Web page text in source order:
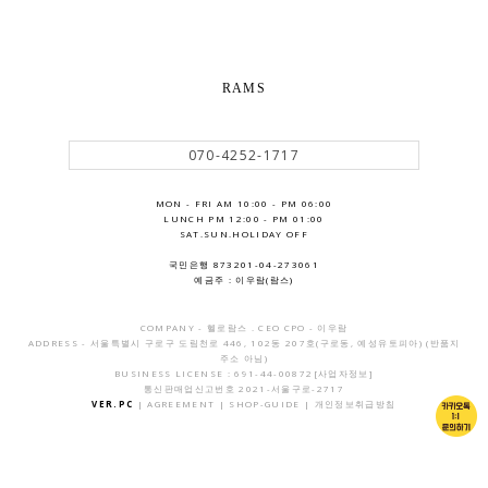
RAMS
070-4252-1717
MON - FRI AM 10:00 - PM 06:00
LUNCH PM 12:00 - PM 01:00
SAT.SUN.HOLIDAY OFF
국민은행 873201-04-273061
예금주 : 이우람(람스)
COMPANY - 헬로람스 . CEO CPO - 이우람
ADDRESS - 서울특별시 구로구 도림천로 446, 102동 207호(구로동, 예성유토피아) (반품지
주소 아님)
BUSINESS LICENSE : 691-44-00872 [사업자정보]
통신판매업신고번호 2021-서울구로-2717
VER.PC
|AGREEMENT | SHOP-GUIDE | 개인정보취급방침